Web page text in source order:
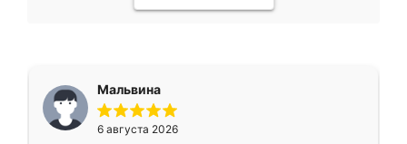
Мальвина
6 августа 2026